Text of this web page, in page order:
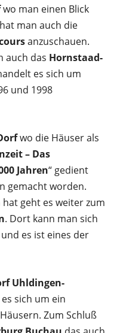
wo man einen Blick
man auch die
anzuschauen.
auch das Hornstaad-
es sich um
und 1998
wo die Häuser als
– Das
Jahren“ gedient
gemacht worden.
geht es weiter zum
. Dort kann man sich
es ist eines der
Uhldingen-
sich um ein
Zum Schluß